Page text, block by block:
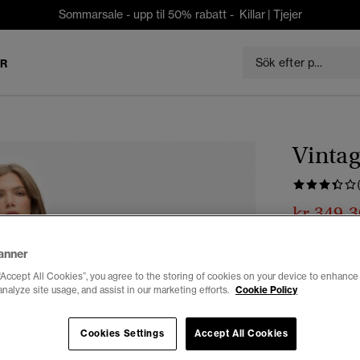
Sommarsale - upp til 50% rabatt - Killar| Tjejer
kr
vald
All Cookies”, you agree to the storing of cookies on your device to
site usage, and assist in our marketing efforts. Cookie Policy
Accept All Cookies
Cookies Settings